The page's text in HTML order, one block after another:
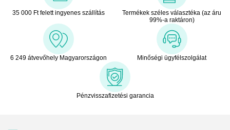
35 000 Ft felett ingyenes szállítás
Termékek széles választéka (az áru
99%-a raktáron)
6 249 átvevőhely Magyarországon Minőségi ügyfélszolgálat
Pénzvisszafizetési garancia